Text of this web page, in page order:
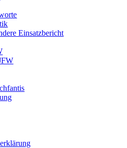
Einsatzbericht